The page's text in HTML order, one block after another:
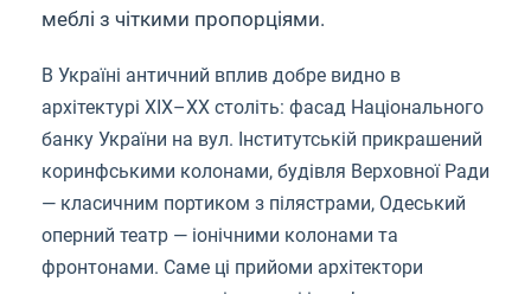
меблі з чіткими пропорціями.
В Україні античний вплив добре видно в
архітектурі XIX–XX століть: фасад Національного
банку України на вул. Інститутській прикрашений
коринфськими колонами, будівля Верховної Ради
— класичним портиком з пілястрами, Одеський
оперний театр — іонічними колонами та
фронтонами. Саме ці прийоми архітектори